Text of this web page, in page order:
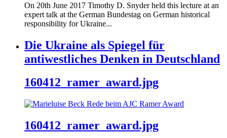
On 20th June 2017 Timothy D. Snyder held this lecture at an
expert talk at the German Bundestag on German historical
responsibility for Ukraine...
Die Ukraine als Spiegel für
antiwestliches Denken in Deutschland
160412_ramer_award.jpg
160412_ramer_award.jpg